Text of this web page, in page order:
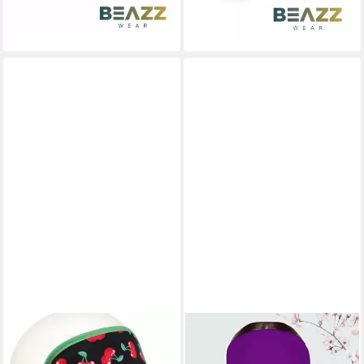
lieferbar - in 4-5 Werktagen bei dir